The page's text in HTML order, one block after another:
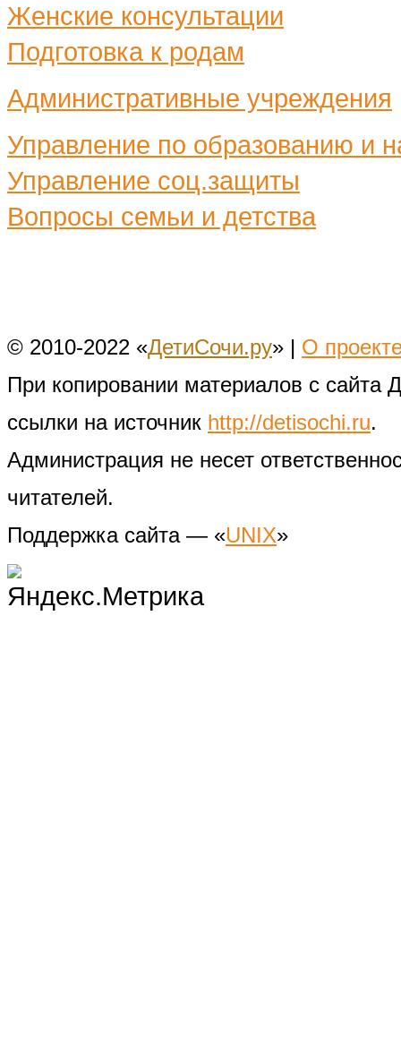
Женские консультации
Подготовка к родам
Административные учреждения
Управление по образованию и
Управление соц.защиты
Вопросы семьи и детства
© 2010-2022 «ДетиСочи.ру» | О
При копировании материалов с сайта
ссылки на источник http://detisochi.ru.
Администрация не несет
читателей.
Поддержка сайта — «UNIX»